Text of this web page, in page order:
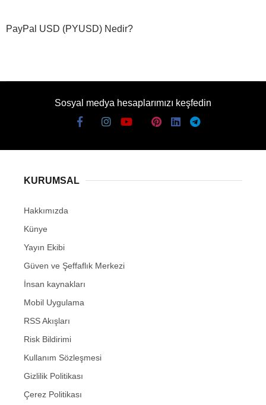
PayPal USD (PYUSD) Nedir?
Sosyal medya hesaplarımızı keşfedin
KURUMSAL
Hakkımızda
Künye
Yayın Ekibi
Güven ve Şeffaflık Merkezi
İnsan kaynakları
Mobil Uygulama
RSS Akışları
Risk Bildirimi
Kullanım Sözleşmesi
Gizlilik Politikası
Çerez Politikası